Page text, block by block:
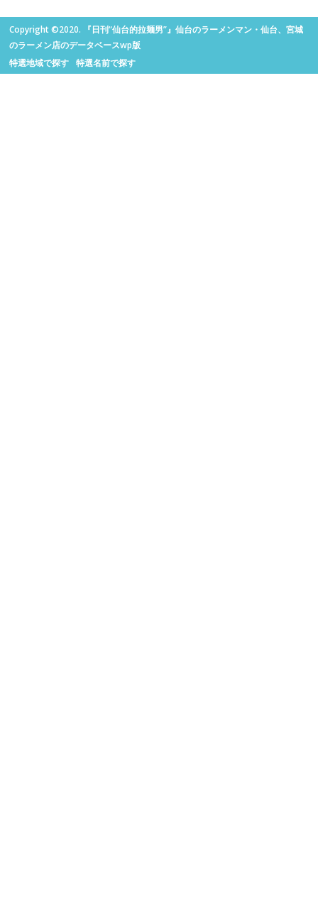
Copyright ©2020. 『日刊“仙台的拉麺男”』仙台のラーメンマン・仙台、宮城
のラーメン店のデータベースwp版
特選地域で探す
特選名前で探す